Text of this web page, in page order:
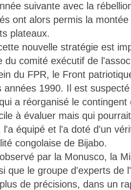
suivante avec la
ont alors permis la
plateaux.
nouvelle stratégie est
du comité exécutif de
du FPR, le Front
années 1990. Il est
a réorganisé le contingent
à évaluer mais qui
l'a équipé et l'a doté d'un
congolaise de Bijabo.
par la Monusco, la
que le groupe d'experts de
de précisions, dans un